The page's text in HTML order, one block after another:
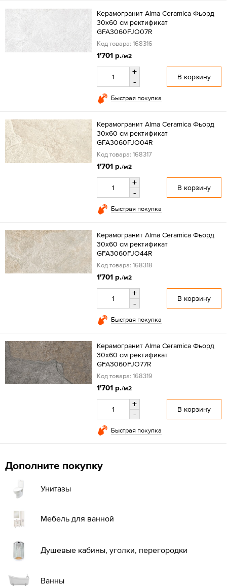
Керамогранит Alma Ceramica Фьорд
30x60 см ректификат
GFA3060FJO07R
Код товара: 168316
1'701 р./м2
+
-
В корзину
Быстрая покупка
Керамогранит Alma Ceramica Фьорд
30x60 см ректификат
GFA3060FJO04R
Код товара: 168317
1'701 р./м2
+
-
В корзину
Быстрая покупка
Керамогранит Alma Ceramica Фьорд
30x60 см ректификат
GFA3060FJO44R
Код товара: 168318
1'701 р./м2
+
-
В корзину
Быстрая покупка
Керамогранит Alma Ceramica Фьорд
30x60 см ректификат
GFA3060FJO77R
Код товара: 168319
1'701 р./м2
+
-
В корзину
Быстрая покупка
Дополните покупку
Унитазы
Мебель для ванной
Душевые кабины, уголки, перегородки
Ванны